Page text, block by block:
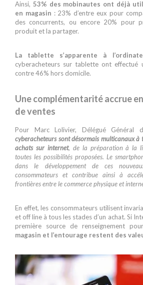
Ainsi, 53% des mobinautes ont déjà
en magasin : 23% d’entre eux pour
des concurrents, ou encore 20% pour
produit et la partager.
La tablette s’apparente à
cyberacheteurs sur tablette ont effectué
contre 46% hors domicile.
Une complémentarité accrue
de ventes
Pour Marc Lolivier, Délégué
cyberacheteurs sont désormais multicanaux à
achats sur internet, de la préparation à la
toutes les possibilités proposées. Le
dans le développement de ces
consommateurs et contribue ainsi à
frontières entre le commerce physique et
En effet, les consommateurs utilisent
et off line à tous les stades d’un achat. Si
première source de renseignement
magasin et l’entourage restent des